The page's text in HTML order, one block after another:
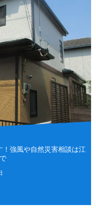
強風や自然災害相談は江